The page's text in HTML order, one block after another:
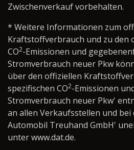
Zwischenverkauf vorbehalten.
* Weitere Informationen zum
Kraftstoffverbrauch und zu den
CO2-Emissionen und
Stromverbrauch neuer Pkw
über den offiziellen
spezifischen CO2-Emissionen
Stromverbrauch neuer Pkw'
an allen Verkaufsstellen und bei
Automobil Treuhand GmbH'
unter www.dat.de.